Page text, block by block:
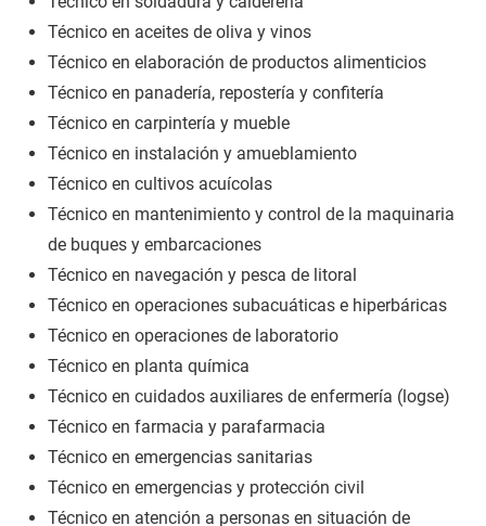
Técnico en aceites de oliva y vinos
Técnico en elaboración de productos alimenticios
Técnico en panadería, repostería y confitería
Técnico en carpintería y mueble
Técnico en instalación y amueblamiento
Técnico en cultivos acuícolas
Técnico en mantenimiento y control de la maquinaria
de buques y embarcaciones
Técnico en navegación y pesca de litoral
Técnico en operaciones subacuáticas e hiperbáricas
Técnico en operaciones de laboratorio
Técnico en planta química
Técnico en cuidados auxiliares de enfermería (logse)
Técnico en farmacia y parafarmacia
Técnico en emergencias sanitarias
Técnico en emergencias y protección civil
Técnico en atención a personas en situación de